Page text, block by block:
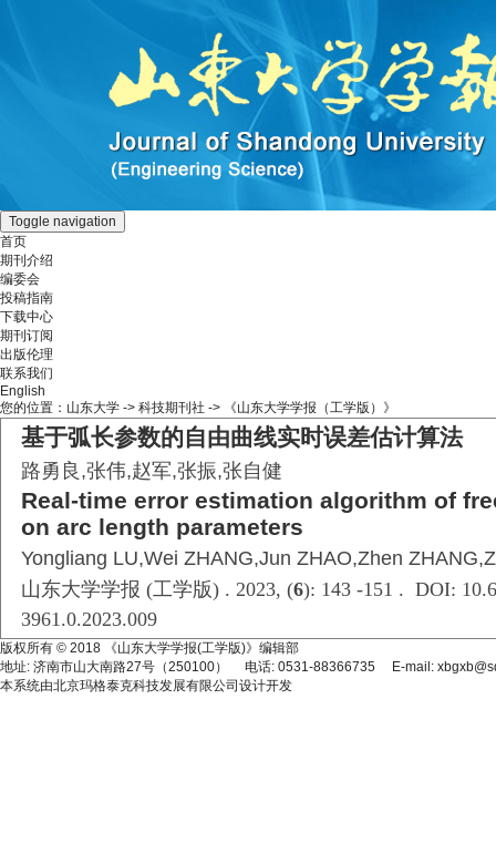
Toggle navigation
首页
期刊介绍
编委会
投稿指南
下载中心
期刊订阅
出版伦理
联系我们
English
您的位置： 山东大学 -> 科技期刊社 -> 《山东大学学报（工学版）》
基于弧长参数的自由曲线实时误差估计算法
路勇良,张伟,赵军,张振,张自健
Real-time error estimation algorithm of
on arc length parameters
Yongliang LU,Wei ZHANG,Jun ZHAO,Zhen
山东大学学报 (工学版) . 2023, (6): 143 -151 . DOI:
3961.0.2023.009
版权所有 © 2018 《山东大学学报(工学版)》编辑部
地址: 济南市山大南路27号（250100） 电话: 0531-88366735 E-mail:
本系统由北京玛格泰克科技发展有限公司 设计开发